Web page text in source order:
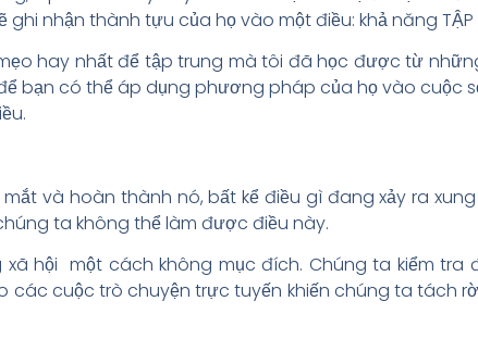
nhận thành tựu của họ vào một điều: khả năng TẬP
hay nhất để tập trung mà tôi đã học được từ
bạn có thể áp dụng phương pháp của họ vào cuộc
và hoàn thành nó, bất kể điều gì đang xảy ra
ta không thể làm được điều này.
hội một cách không mục đích. Chúng ta kiểm tra
cuộc trò chuyện trực tuyến khiến chúng ta tách